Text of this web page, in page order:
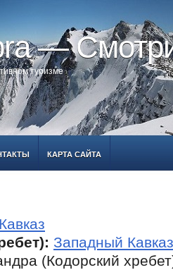
—
туризме
КАРТА САЙТА
Кавказ
Западный Кавказ
(Кодорский